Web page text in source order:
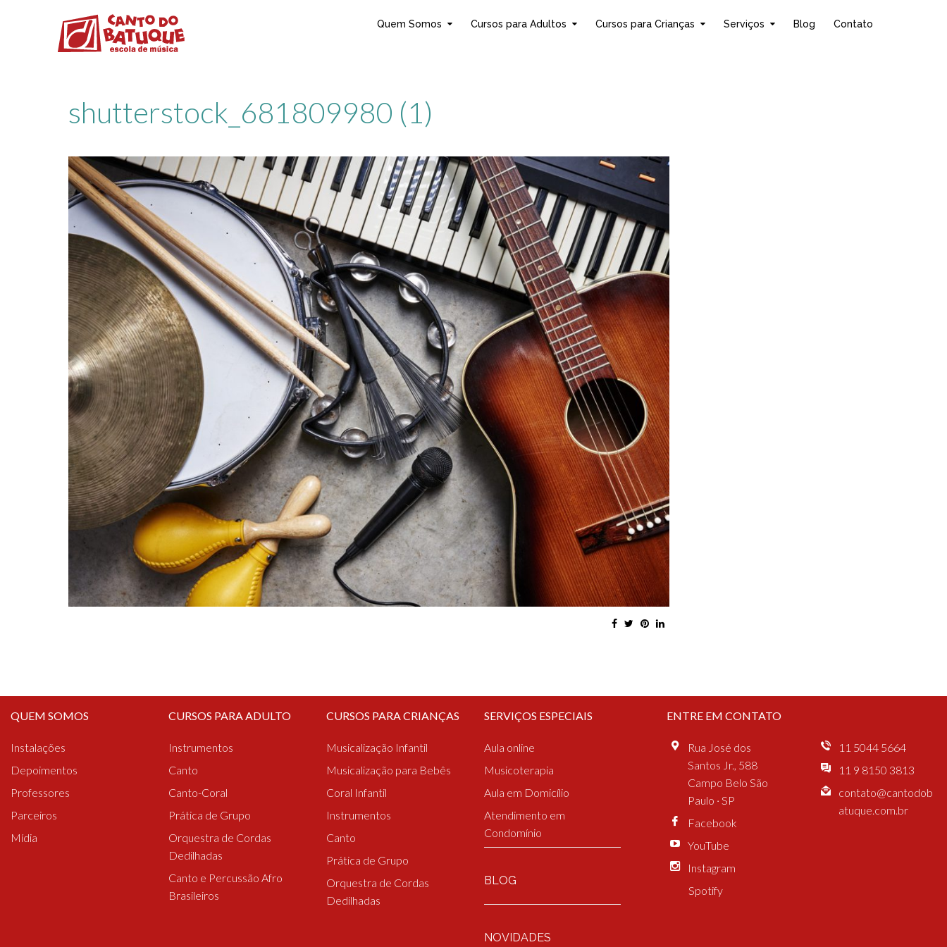
Quem Somos Cursos para Adultos Cursos para Crianças Serviços Blog Contato
shutterstock_681809980 (1)
QUEM SOMOS
Instalações
Depoimentos
Professores
Parceiros
Mídia
CURSOS PARA ADULTO
Instrumentos
Canto
Canto-Coral
Prática de Grupo
Orquestra de Cordas
Dedilhadas
Canto e Percussão Afro
Brasileiros
CURSOS PARA CRIANÇAS
Musicalização Infantil
Musicalização para Bebês
Coral Infantil
Instrumentos
Canto
Prática de Grupo
Orquestra de Cordas
Dedilhadas
SERVIÇOS ESPECIAIS
Aula online
Musicoterapia
Aula em Domicílio
Atendimento em
Condomínio
BLOG
NOVIDADES
ENTRE EM CONTATO
Rua José dos
Santos Jr., 588
Campo Belo São
Paulo · SP
Facebook
YouTube
Instagram
Spotify
11 5044 5664
11 9 8150 3813
contato@cantodob
atuque.com.br